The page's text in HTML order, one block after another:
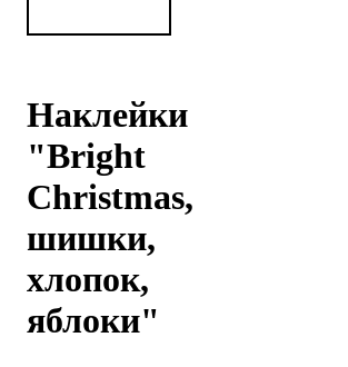
Наклейки
"Bright
Christmas,
шишки,
хлопок,
яблоки"